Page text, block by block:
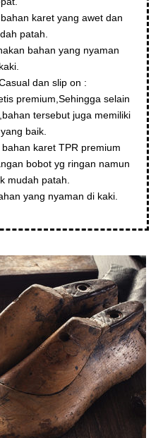
karet yang awet dan
patah.
bahan yang nyaman
dan slip on :
premium,Sehingga selain
tersebut juga memiliki
baik.
karet TPR premium
bobot yg ringan namun
mudah patah.
yang nyaman di kaki.